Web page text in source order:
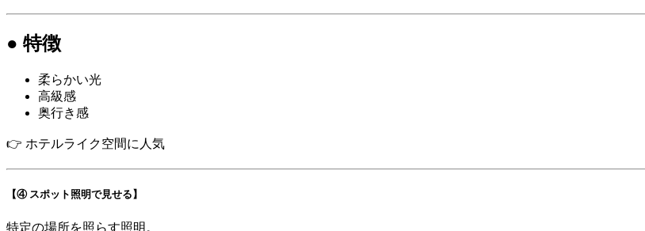
● 特徴
柔らかい光
高級感
奥行き感
👉 ホテルライク空間に人気
【④ スポット照明で見せる】
特定の場所を照らす照明。